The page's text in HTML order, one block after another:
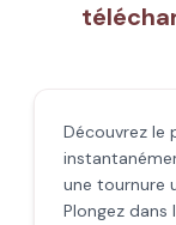
Découvrez le
une tournure
Plongez